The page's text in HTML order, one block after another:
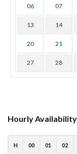
06 07
13 14
20 21
27 28
Hourly
H 00 01 02